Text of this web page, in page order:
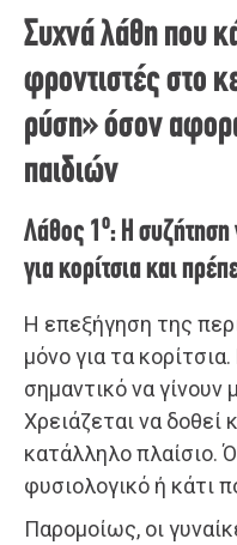
Συχνά λάθη που
φροντιστές στο
ρύση» όσον
παιδιών
Λάθος 1ο: Η συζήτηση
για κορίτσια και
Η επεξήγηση της
μόνο για τα
σημαντικό να
Χρειάζεται να δοθεί
κατάλληλο πλαίσιο.
φυσιολογικό ή κάτι
Παρομοίως, οι